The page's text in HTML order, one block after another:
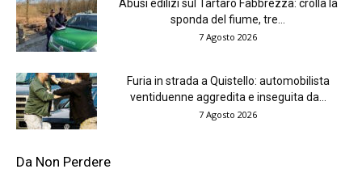
Abusi edilizi sul Tartaro Fabbrezza: crolla la
sponda del fiume, tre...
7 Agosto 2026
Furia in strada a Quistello: automobilista
ventiduenne aggredita e inseguita da...
7 Agosto 2026
Da Non Perdere